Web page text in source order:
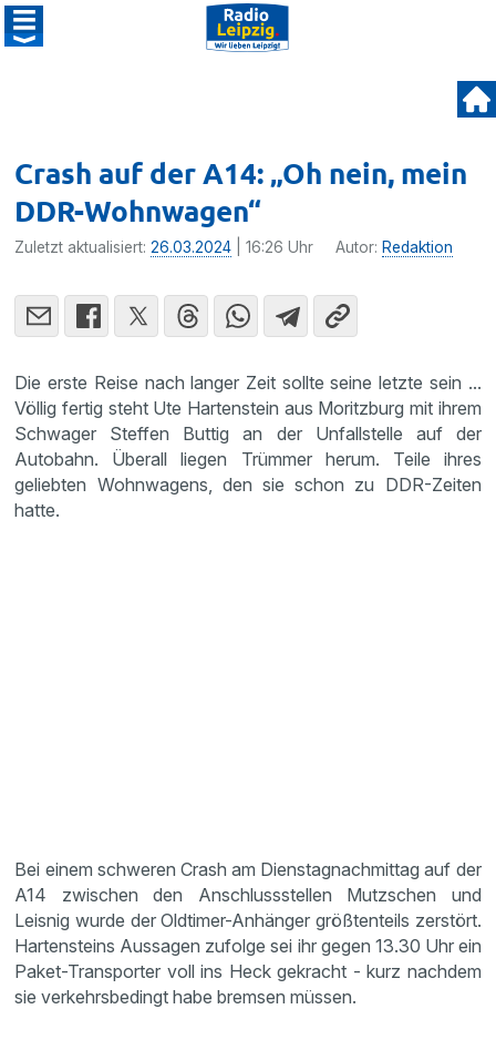
Crash auf der A14: „Oh nein, mein
DDR-Wohnwagen“
Zuletzt aktualisiert:26.03.2024 | 16:26 Uhr Autor: Redaktion
Die erste Reise nach langer Zeit sollte seine letzte sein ...
Völlig fertig steht Ute Hartenstein aus Moritzburg mit ihrem
Schwager Steffen Buttig an der Unfallstelle auf der
Autobahn. Überall liegen Trümmer herum. Teile ihres
geliebten Wohnwagens, den sie schon zu DDR-Zeiten
hatte.
Bei einem schweren Crash am Dienstagnachmittag auf der
A14 zwischen den Anschlussstellen Mutzschen und
Leisnig wurde der Oldtimer-Anhänger größtenteils zerstört.
Hartensteins Aussagen zufolge sei ihr gegen 13.30 Uhr ein
Paket-Transporter voll ins Heck gekracht - kurz nachdem
sie verkehrsbedingt habe bremsen müssen.